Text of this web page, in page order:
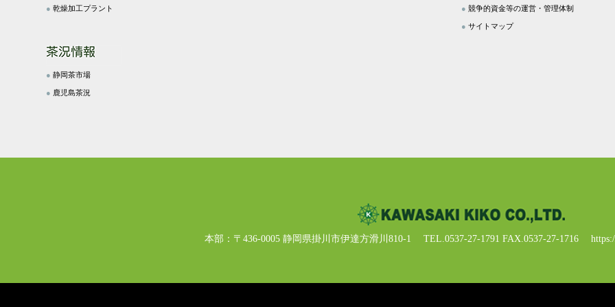
●乾燥加工プラント ● 競争的資金等の運営・管理体制
● サイトマップ
●静岡茶市場
● 鹿児島茶況
本部：〒436-0005 静岡県掛川市伊達方滑川810-1 TEL.0537-27-1791 FAX.0537-27-1716